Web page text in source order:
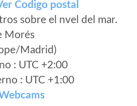
Codigo postal
sobre el nvel del mar.
Morés
Madrid)
: UTC +2:00
: UTC +1:00